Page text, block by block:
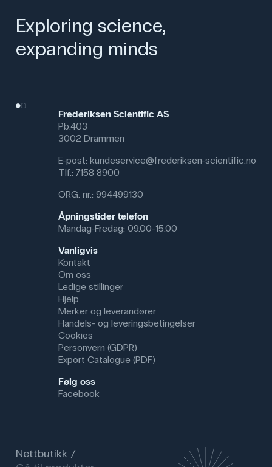
Exploring science,
expanding minds
Frederiksen Scientific AS
Pb.403
3002 Drammen
E-post: kundeservice@frederiksen-scientific.no
Tlf.: 7158 8900
ORG. nr.: 994499130
Åpningstider telefon
Mandag-Fredag: 09.00-15.00
Vanligvis
Kontakt
Om oss
Ledige stillinger
Hjelp
Merker og leverandører
Handels- og leveringsbetingelser
Cookies
Personvern (GDPR)
Export Catalogue (PDF)
Følg oss
Facebook
Nettbutikk